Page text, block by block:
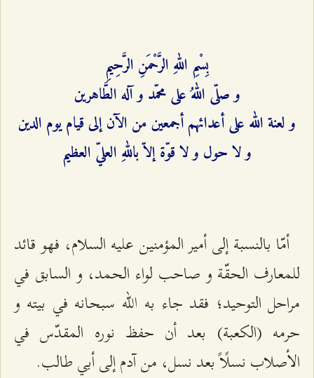
بِسْمِ اللهِ الرَّحْمَنِ الرَّحِيمِ‌
و صلّى اللهُ على محمّد و آله الطَّاهرين‌
و لعنة الله على أعدائهم أجمعين من الآن إلى قيام يوم الدين
و لا حول و لا قوّة إلاّ باللهِ العليّ العظيم‌
أمّا بالنسبة إلى أمير المؤمنين عليه السلام، فهو قائد
للمعارف الحقّة و صاحب لواء الحمد، و السابق في
مراحل التوحيد؛ فقد جاء به الله سبحانه في بيته و
حرمه (الكعبة) بعد أن حفظ نوره المقدّس في
الأصلاب نسلًاً بعد نسل، من آدم إلى أبي طالب.